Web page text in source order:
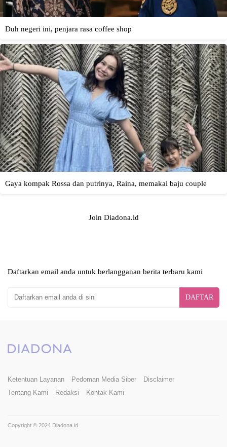
Join Diadona.id
Daftarkan email anda untuk berlangganan berita terbaru kami
DAFTAR
Ketentuan Layanan Pedoman Media Siber
Disclaimer
Tentang Kami
Redaksi Kontak Kami
Copyright © 2024 Diadona.id